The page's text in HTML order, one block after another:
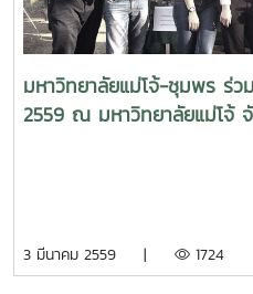
มหาวิทยาลัยแม่โจ้-ชุมพร ร่ว
2559 ณ มหาวิทยาลัยแม่โจ้ จั
3 มีนาคม 2559 | 1724